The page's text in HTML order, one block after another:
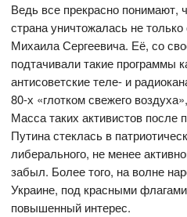
Ведь все прекрасно
страна уничтожалась не
Михаила Сергеевича. Её, со
подтачивали такие программы
антисоветские теле- и
80-х «глотком свежего
Масса таких активистов после
Путина стеклась в
либерального, не менее
забыл. Более того, на волне
Украине, под красными
повышенный интерес.